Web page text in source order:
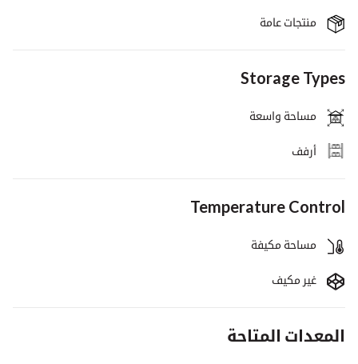
منتجات عامة
Storage Types
مساحة واسعة
أرفف
Temperature Control
مساحة مكيفة
غير مكيف
المعدات المتاحة